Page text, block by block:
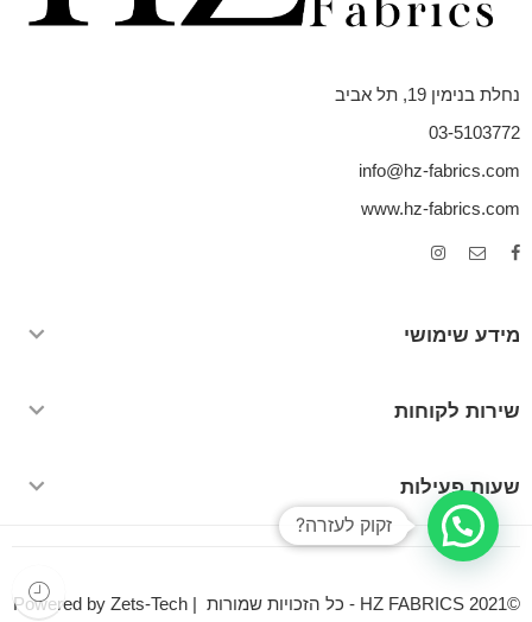
נחלת בנימין 19, תל אביב
03-5103772
info@hz-fabrics.com
www.hz-fabrics.com
מידע שימושי
שירות לקוחות
שעות פעילות
©HZ FABRICS 2021 - כל הזכויות שמורות | Powered by Zets-Tech
זקוק לעזרה?